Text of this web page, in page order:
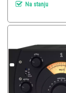
Na stanju